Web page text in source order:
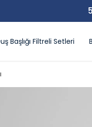
Başlığı Filtreli Setleri